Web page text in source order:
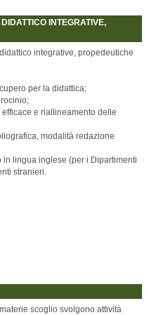
INTEGRATIVE,
integrative, propedeutiche
per la didattica;
e riallineamento delle
modalità redazione
lingua inglese (per i Dipartimenti
stranieri.
scoglio svolgono attività